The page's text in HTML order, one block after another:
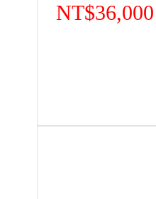
NT$36,000